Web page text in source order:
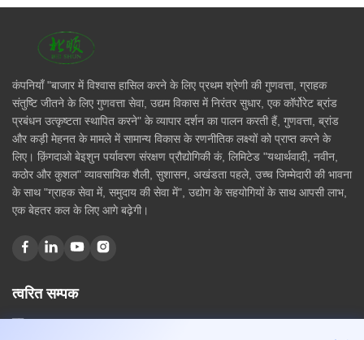
कंपनियाँ "बाजार में विश्वास हासिल करने के लिए प्रथम श्रेणी की गुणवत्ता, ग्राहक
संतुष्टि जीतने के लिए गुणवत्ता सेवा, उद्यम विकास में निरंतर सुधार, एक कॉर्पोरेट ब्रांड
प्रबंधन उत्कृष्टता स्थापित करने" के व्यापार दर्शन का पालन करती हैं, गुणवत्ता, ब्रांड
और कड़ी मेहनत के मामले में सामान्य विकास के रणनीतिक लक्ष्यों को प्राप्त करने के
लिए। क़िंगदाओ बेइशुन पर्यावरण संरक्षण प्रौद्योगिकी कं, लिमिटेड "यथार्थवादी, नवीन,
कठोर और कुशल" व्यावसायिक शैली, सुशासन, अखंडता पहले, उच्च जिम्मेदारी की भावना
के साथ "ग्राहक सेवा में, समुदाय की सेवा में", उद्योग के सहयोगियों के साथ आपसी लाभ,
एक बेहतर कल के लिए आगे बढ़ेगी।
त्वरित सम्पक
घर